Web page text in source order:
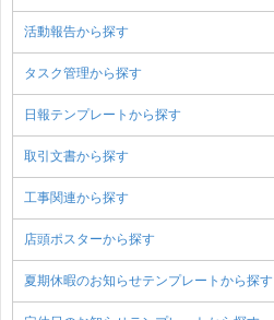
活動報告から探す
タスク管理から探す
日報テンプレートから探す
取引文書から探す
工事関連から探す
店頭ポスターから探す
夏期休暇のお知らせテンプレートから探す